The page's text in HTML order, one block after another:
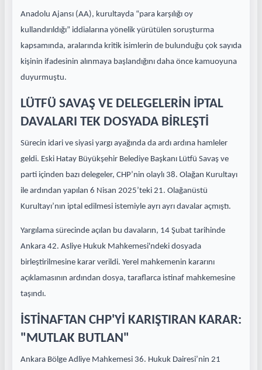
Anadolu Ajansı (AA), kurultayda “para karşılığı oy
kullandırıldığı” iddialarına yönelik yürütülen soruşturma
kapsamında, aralarında kritik isimlerin de bulunduğu çok sayıda
kişinin ifadesinin alınmaya başlandığını daha önce kamuoyuna
duyurmuştu.
LÜTFÜ SAVAŞ VE DELEGELERİN İPTAL
DAVALARI TEK DOSYADA BİRLEŞTİ
Sürecin idari ve siyasi yargı ayağında da ardı ardına hamleler
geldi. Eski Hatay Büyükşehir Belediye Başkanı Lütfü Savaş ve
parti içinden bazı delegeler, CHP’nin olaylı 38. Olağan Kurultayı
ile ardından yapılan 6 Nisan 2025’teki 21. Olağanüstü
Kurultayı’nın iptal edilmesi istemiyle ayrı ayrı davalar açmıştı.
Yargılama sürecinde açılan bu davaların, 14 Şubat tarihinde
Ankara 42. Asliye Hukuk Mahkemesi'ndeki dosyada
birleştirilmesine karar verildi. Yerel mahkemenin kararını
açıklamasının ardından dosya, taraflarca istinaf mahkemesine
taşındı.
İSTİNAFTAN CHP'Yİ KARIŞTIRAN KARAR:
"MUTLAK BUTLAN"
Ankara Bölge Adliye Mahkemesi 36. Hukuk Dairesi’nin 21